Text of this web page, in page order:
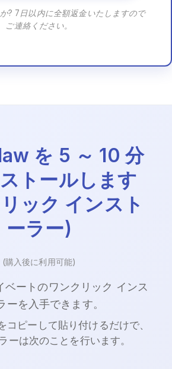
? 7日以内に全額返金いたしますので
ご連絡ください。
を 5 ～ 10 分
トールします
ック インスト
ーラー)
(購入後に利用可能)
ベートのワンクリック インス
ーを入手できます。
コピーして貼り付けるだけで、
ーは次のことを行います。